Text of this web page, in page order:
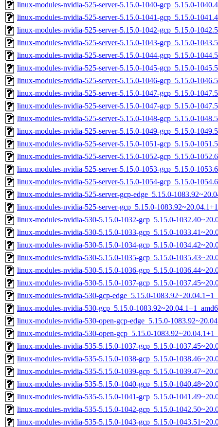
linux-modules-nvidia-525-server-5.15.0-1040-gcp_5.15.0-
linux-modules-nvidia-525-server-5.15.0-1041-gcp_5.15.0-
linux-modules-nvidia-525-server-5.15.0-1042-gcp_5.15.0-
linux-modules-nvidia-525-server-5.15.0-1043-gcp_5.15.0-
linux-modules-nvidia-525-server-5.15.0-1044-gcp_5.15.0-
linux-modules-nvidia-525-server-5.15.0-1045-gcp_5.15.0-
linux-modules-nvidia-525-server-5.15.0-1046-gcp_5.15.0-
linux-modules-nvidia-525-server-5.15.0-1047-gcp_5.15.0-
linux-modules-nvidia-525-server-5.15.0-1047-gcp_5.15.0-
linux-modules-nvidia-525-server-5.15.0-1048-gcp_5.15.0-
linux-modules-nvidia-525-server-5.15.0-1049-gcp_5.15.0-
linux-modules-nvidia-525-server-5.15.0-1051-gcp_5.15.0-
linux-modules-nvidia-525-server-5.15.0-1052-gcp_5.15.0-
linux-modules-nvidia-525-server-5.15.0-1053-gcp_5.15.0-
linux-modules-nvidia-525-server-5.15.0-1054-gcp_5.15.0-
linux-modules-nvidia-525-server-gcp-edge_5.15.0-
linux-modules-nvidia-525-server-gcp_5.15.0-
linux-modules-nvidia-530-5.15.0-1032-gcp_5.15.0-
linux-modules-nvidia-530-5.15.0-1033-gcp_5.15.0-
linux-modules-nvidia-530-5.15.0-1034-gcp_5.15.0-
linux-modules-nvidia-530-5.15.0-1035-gcp_5.15.0-
linux-modules-nvidia-530-5.15.0-1036-gcp_5.15.0-
linux-modules-nvidia-530-5.15.0-1037-gcp_5.15.0-
linux-modules-nvidia-530-gcp-edge_5.15.0-
linux-modules-nvidia-530-gcp_5.15.0-
linux-modules-nvidia-530-open-gcp-edge_5.15.0-
linux-modules-nvidia-530-open-gcp_5.15.0-
linux-modules-nvidia-535-5.15.0-1037-gcp_5.15.0-
linux-modules-nvidia-535-5.15.0-1038-gcp_5.15.0-
linux-modules-nvidia-535-5.15.0-1039-gcp_5.15.0-
linux-modules-nvidia-535-5.15.0-1040-gcp_5.15.0-
linux-modules-nvidia-535-5.15.0-1041-gcp_5.15.0-
linux-modules-nvidia-535-5.15.0-1042-gcp_5.15.0-
linux-modules-nvidia-535-5.15.0-1043-gcp_5.15.0-